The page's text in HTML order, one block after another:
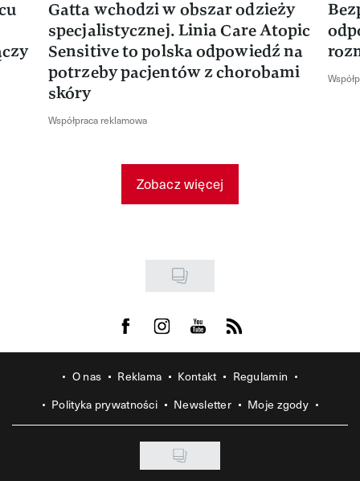
Gatta wchodzi w obszar odzieży
specjalistycznej. Linia Care Atopic
Sensitive to polska odpowiedź na
potrzeby pacjentów z chorobami
skóry
Współpraca reklamowa
Zobacz więcej
Visit us on Facebook
Visit us on Instagram
Visit us on Youtube
Visit us on Rss
O nas Reklama Kontakt
Regulamin
Polityka prywatności
Newsletter Moje zgody